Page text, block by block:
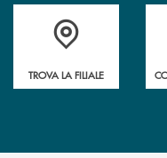
Accedi all' elenco completo
TROVA LA FILIALE